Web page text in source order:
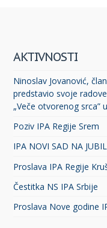
AKTIVNOSTI
Ninoslav Jovanović,
predstavio svoje
„Veče otvorenog srca”
Poziv IPA Regije Srem
IPA NOVI SAD NA
Proslava IPA Regije
Čestitka NS IPA Srbije
Proslava Nove godine